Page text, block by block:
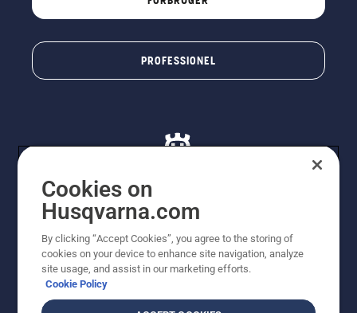
PROFESSIONEL
viste priser er vejledende udsalgspriser. Der tages
forbehold for stave- og trykfejl samt prisændringer. Vi
stræber efter at have så nøjagtige oplysningerne på
dette websted som muligt. Alle anførte priser er
vejledende udsalgspriser (inkl. moms), medmindre
Cookies on
Husqvarna.com
By clicking “Accept Cookies”, you agree to the storing of
cookies on your device to enhance site navigation, analyze
site usage, and assist in our marketing efforts.
Cookie Policy